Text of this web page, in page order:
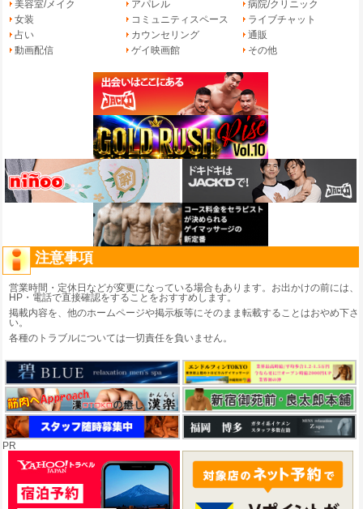
美容室/メイク
アパレル
病院/クリニック
女装
コミュニティスペース
ライブチャット
占い
カウンセリング
通販
動画配信
ゲイ映画館 その他
注意事項
営業時間・定休日などが変更になっている場合もあります。お出かけの前には、
HP・電話で直接確認をすることをおすすめします。
掲載内容を、他のホームページや掲示板等にそのまま転載することはおやめ下さ
い。
各種のトラブルについては一切責任を負いません。
PR